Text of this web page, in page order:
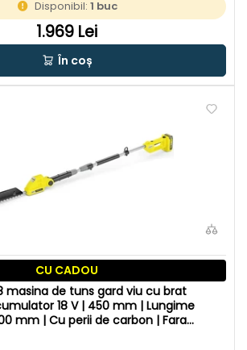
Disponibil:1 buc
1.969 Lei
În coș
CU CADOU
masina de tuns gard viu cu brat
18 V | 450 mm | Lungime
mm | Cu perii de carbon | Fara